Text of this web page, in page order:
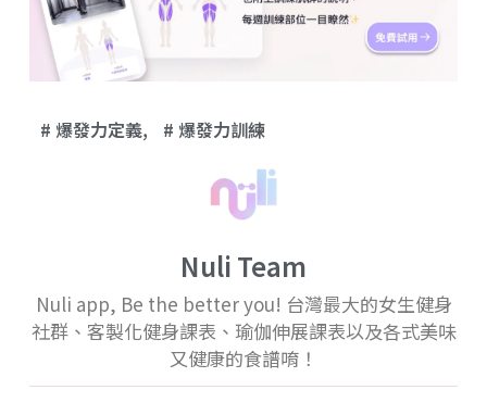
爆發力定義, 爆發力訓練
Nuli Team
Nuli app, Be the better you! 台灣最大的女生健身
社群、客製化健身課表、瑜伽伸展課表以及各式美味
又健康的食譜唷！